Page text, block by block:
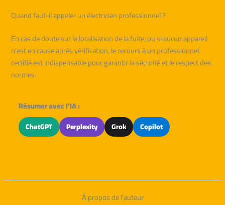
Quand faut-il appeler un électricien professionnel ?
En cas de doute sur la localisation de la fuite, ou si aucun appareil
n’est en cause après vérification, le recours à un professionnel
certifié est indispensable pour garantir la sécurité et le respect des
normes.
Résumer avec l'IA :
ChatGPT Perplexity Grok Copilot
À propos de l'auteur